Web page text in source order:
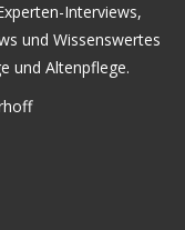
Interviews,
und Wissenswertes
und Altenpflege.